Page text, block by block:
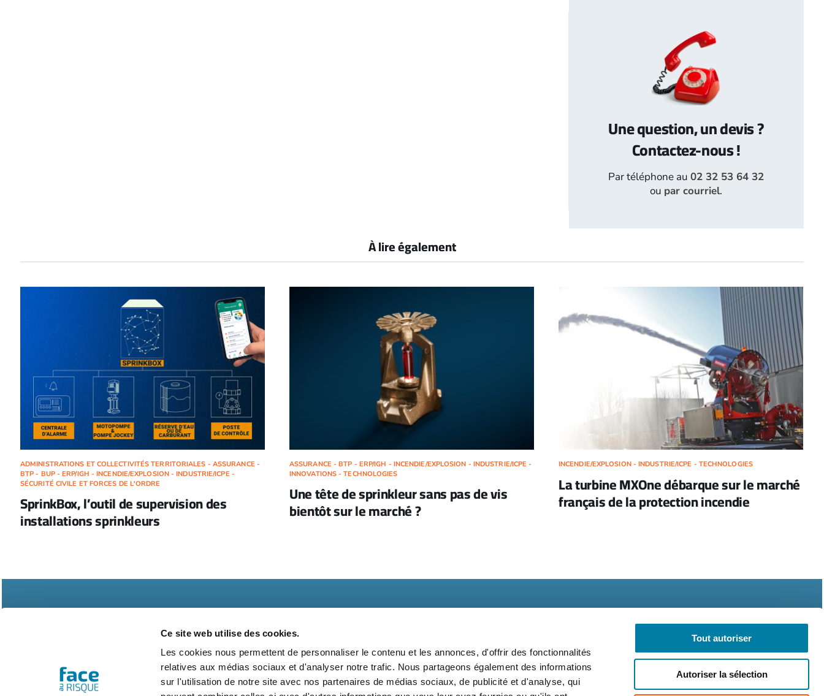
Ce site web utilise des cookies.
Les cookies nous permettent de personnaliser le contenu et les annonces, d'offrir des fonctionnalités
relatives aux médias sociaux et d'analyser notre trafic. Nous partageons également des informations
sur l'utilisation de notre site avec nos partenaires de médias sociaux, de publicité et d'analyse, qui
Tout autoriser
Autoriser la sélection
Une question, un devis ?
Contactez-nous !
Par téléphone au02 32 53 64 32
ou par courriel.
À lire également
ADMINISTRATIONS ET COLLECTIVITÉS TERRITORIALES - ASSURANCE -
BTP - BUP - ERP/IGH - INCENDIE/EXPLOSION - INDUSTRIE/ICPE -
SÉCURITÉ CIVILE ET FORCES DE L'ORDRE
SprinkBox, l’outil de supervision des
installations sprinkleurs
ASSURANCE - BTP - ERP/IGH - INCENDIE/EXPLOSION - INDUSTRIE/ICPE -
INNOVATIONS - TECHNOLOGIES
Une tête de sprinkleur sans pas de vis
bientôt sur le marché ?
INCENDIE/EXPLOSION - INDUSTRIE/ICPE - TECHNOLOGIES
La turbine MXOne débarque sur le marché
français de la protection incendie
Abonnements Contact Kit média Nos partenaires Qui sommes-nous ? Mentions légales